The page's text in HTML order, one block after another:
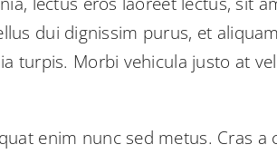
dui dignissim purus, et
turpis. Morbi vehicula justo at
enim nunc sed metus. Cras a